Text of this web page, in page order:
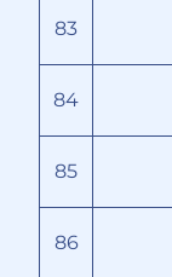
83
84
85
86